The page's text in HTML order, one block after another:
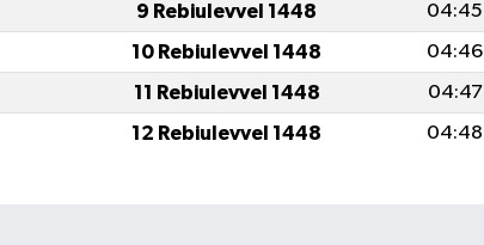
9 Rebiulevvel 1448 04:45
10 Rebiulevvel 1448 04:46
11 Rebiulevvel 1448 04:47
12 Rebiulevvel 1448 04:48